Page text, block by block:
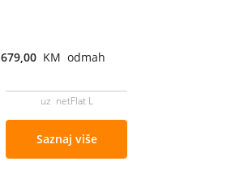
679,00 KM odmah
uz netFlat L
Saznaj više